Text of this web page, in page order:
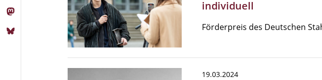
individuell
Förderpreis des Deutschen
19.03.2024